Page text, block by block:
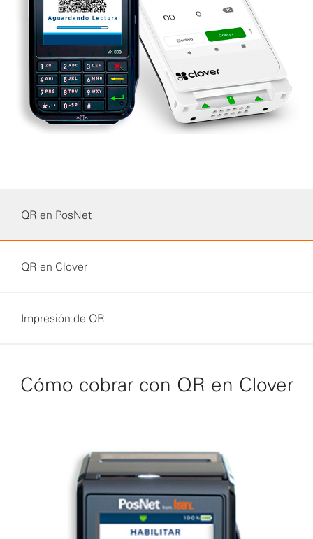
QR en PosNet
QR en Clover
Impresión de QR
Cómo cobrar con QR en Clover